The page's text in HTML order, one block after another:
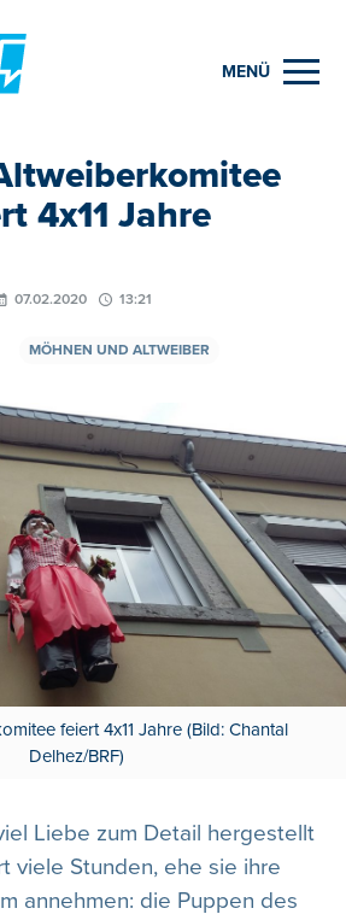
MENÜ
4x11 Jahre
07.02.2020 13:21
MÖHNEN UND ALTWEIBER
feiert 4x11 Jahre (Bild: Chantal
Delhez/BRF)
Liebe zum Detail hergestellt
viele Stunden, ehe sie ihre
annehmen: die Puppen des